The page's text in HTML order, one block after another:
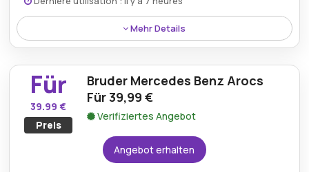
Mehr Details
Entdecken Sie das ikonische Modell „Architecture
New York“, das für 36,99 € erhältlich ist, und bringen
Sie ein Stück der Stadt in jede Sammlung.
Für
39.99 €
Preis
Bruder Mercedes Benz Arocs
Für 39,99 €
Verifiziertes Angebot
Angebot erhalten